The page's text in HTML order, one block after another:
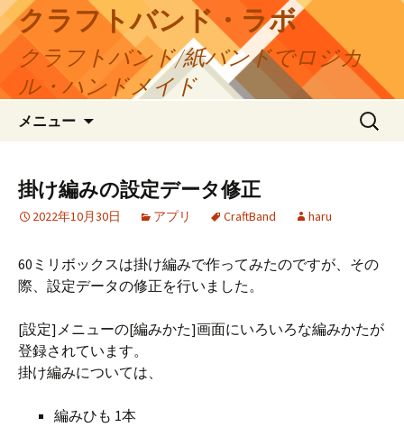
コ
ン
テ
ツ
ス
クラフトバンド・ラボ
クラフトバンド/紙バンドでロジカ
ル・ハンドメイド
メニュー
検
索:
掛け編みの設定データ修正
2022年10月30日 アプリ CraftBand haru
60ミリボックスは掛け編みで作ってみたのですが、その
際、設定データの修正を行いました。
[設定]メニューの[編みかた]画面にいろいろな編みかたが
登録されています。
掛け編みについては、
編みひも 1本